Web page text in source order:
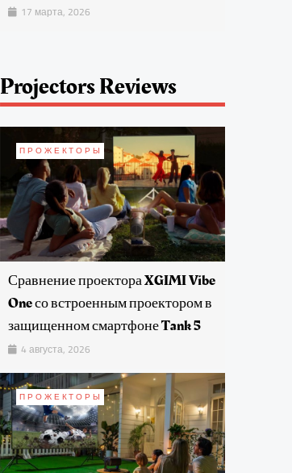
17 марта, 2026
Projectors Reviews
ПРОЖЕКТОРЫ
Сравнение проектора XGIMI Vibe
One со встроенным проектором в
защищенном смартфоне Tank 5
4 августа, 2026
ПРОЖЕКТОРЫ